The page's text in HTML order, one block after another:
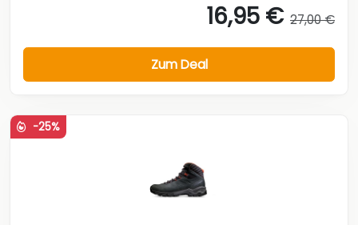
16,95 € 27,00 €
Zum Deal
-25%